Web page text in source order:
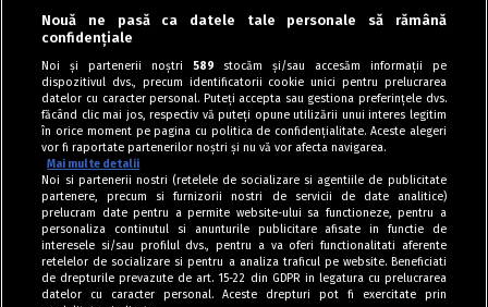
Ciorbe / Supe
Supă de pui cu orez și legume
Nouă ne pasă ca datele tale personale să rămână
confidențiale
Noi și partenerii noștri 589 stocăm și/sau accesăm informații pe
dispozitivul dvs., precum identificatorii cookie unici pentru prelucrarea
datelor cu caracter personal. Puteți accepta sau gestiona preferințele dvs.
făcând clic mai jos, respectiv vă puteți opune utilizării unui interes legitim
în orice moment pe pagina cu politica de confidențialitate. Aceste alegeri
vor fi raportate partenerilor noștri și nu vă vor afecta navigarea.
Mai multe detalii
Noi si partenerii nostri (retelele de socializare si agentiile de publicitate
partenere, precum si furnizorii nostri de servicii de date analitice)
prelucram date pentru a permite website-ului sa functioneze, pentru a
personaliza continutul si anunturile publicitare afisate in functie de
interesele si/sau profilul dvs., pentru a va oferi functionalitati aferente
retelelor de socializare si pentru a analiza traficul pe website. Beneficiati
de drepturile prevazute de art. 15-22 din GDPR in legatura cu prelucrarea
datelor cu caracter personal. Aceste drepturi pot fi exercitate prin